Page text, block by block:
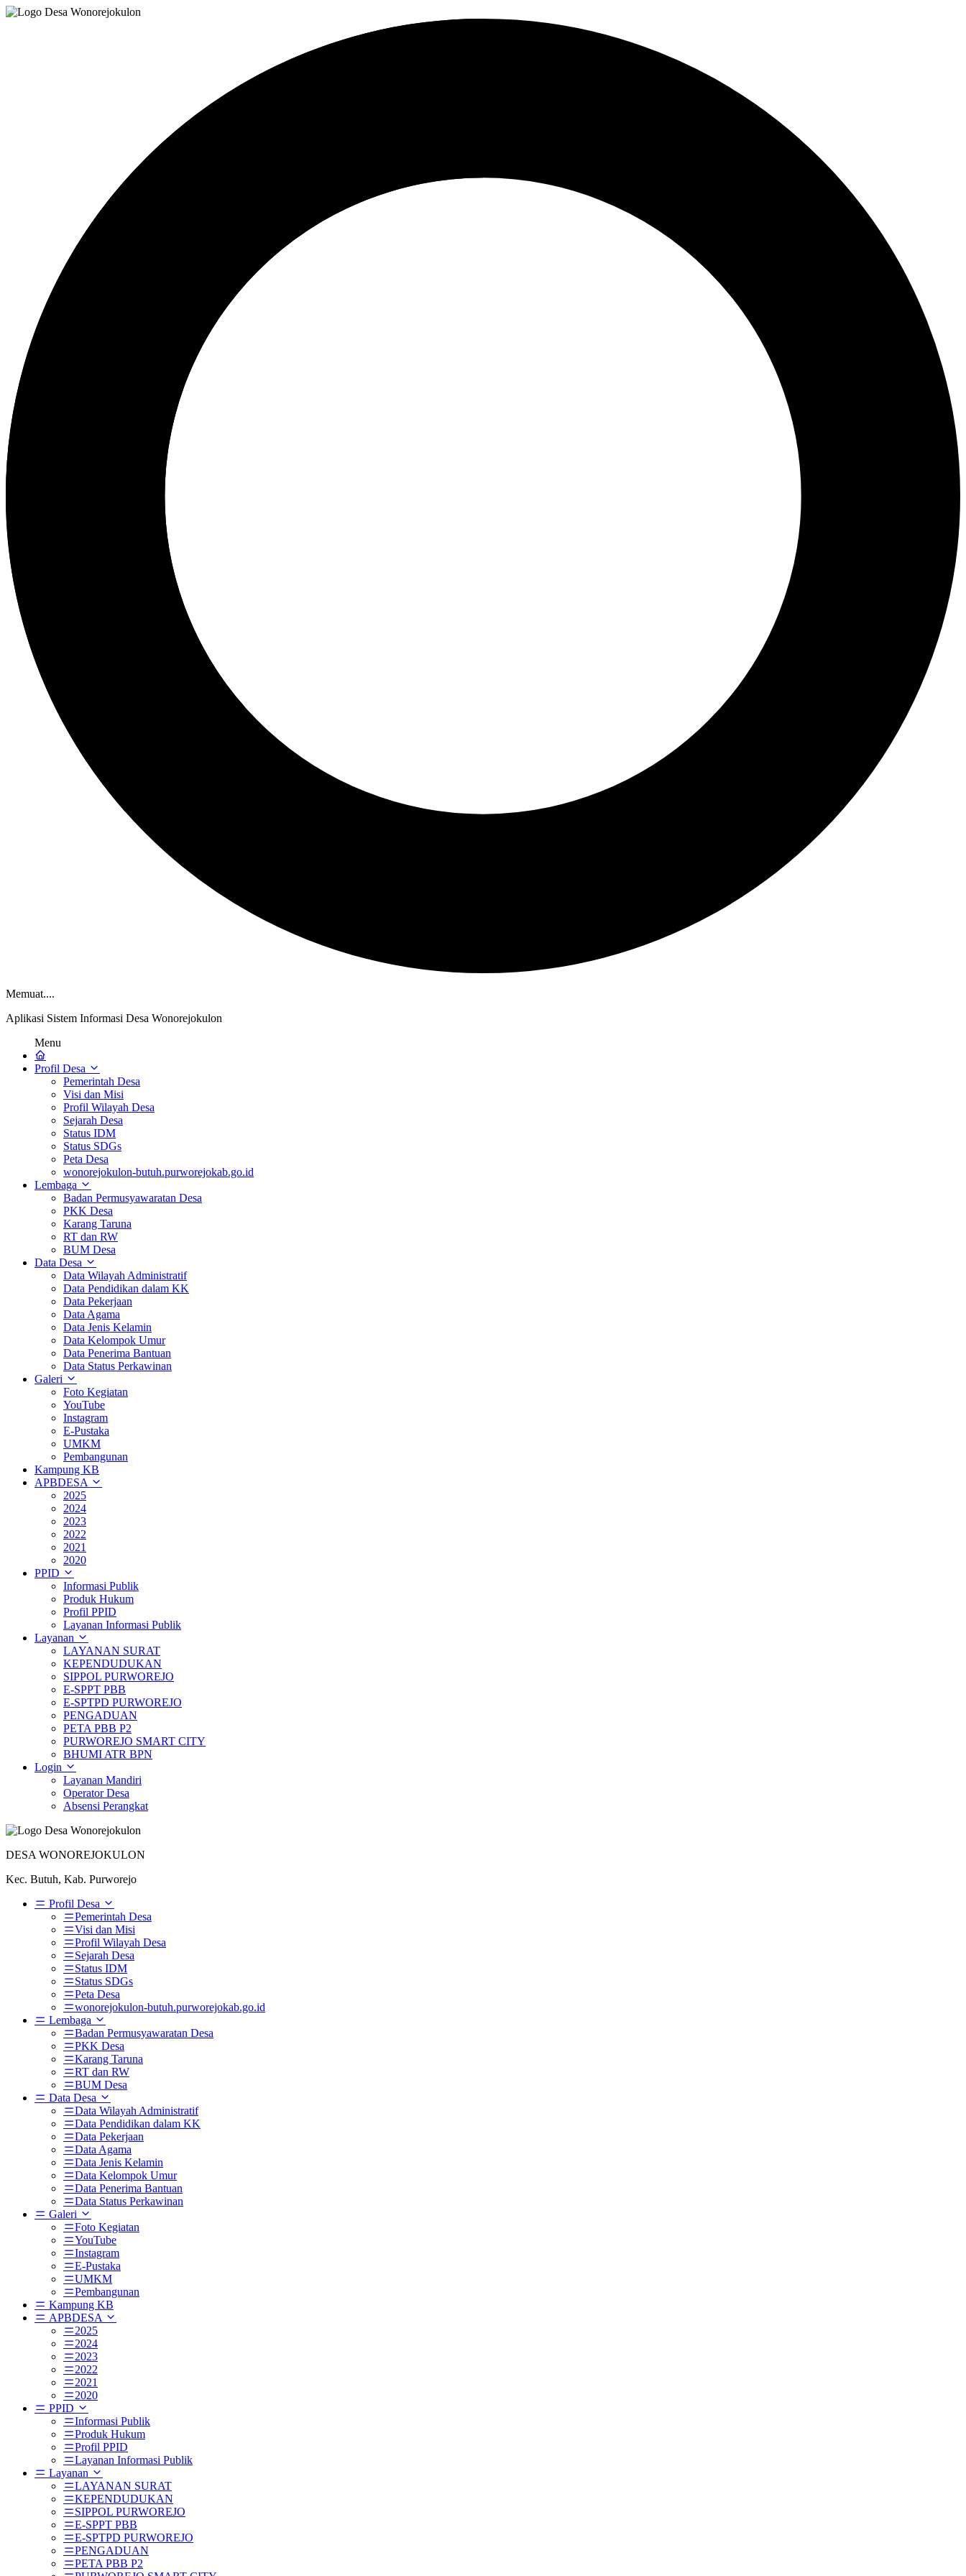
Memuat....
Aplikasi Sistem Informasi Desa Wonorejokulon
Menu
Profil Desa
Pemerintah Desa
Visi dan Misi
Profil Wilayah Desa
Sejarah Desa
Status IDM
Status SDGs
Peta Desa
wonorejokulon-butuh.purworejokab.go.id
Lembaga
Badan Permusyawaratan Desa
PKK Desa
Karang Taruna
RT dan RW
BUM Desa
Data Desa
Data Wilayah Administratif
Data Pendidikan dalam KK
Data Pekerjaan
Data Agama
Data Jenis Kelamin
Data Kelompok Umur
Data Penerima Bantuan
Data Status Perkawinan
Galeri
Foto Kegiatan
YouTube
Instagram
E-Pustaka
UMKM
Pembangunan
Kampung KB
APBDESA
2025
2024
2023
2022
2021
2020
PPID
Informasi Publik
Produk Hukum
Profil PPID
Layanan Informasi Publik
Layanan
LAYANAN SURAT
KEPENDUDUKAN
SIPPOL PURWOREJO
E-SPPT PBB
E-SPTPD PURWOREJO
PENGADUAN
PETA PBB P2
PURWOREJO SMART CITY
BHUMI ATR BPN
Login
Layanan Mandiri
Operator Desa
Absensi Perangkat
DESA WONOREJOKULON
Kec. Butuh, Kab. Purworejo
Profil Desa
Pemerintah Desa
Visi dan Misi
Profil Wilayah Desa
Sejarah Desa
Status IDM
Status SDGs
Peta Desa
wonorejokulon-butuh.purworejokab.go.id
Lembaga
Badan Permusyawaratan Desa
PKK Desa
Karang Taruna
RT dan RW
BUM Desa
Data Desa
Data Wilayah Administratif
Data Pendidikan dalam KK
Data Pekerjaan
Data Agama
Data Jenis Kelamin
Data Kelompok Umur
Data Penerima Bantuan
Data Status Perkawinan
Galeri
Foto Kegiatan
YouTube
Instagram
E-Pustaka
UMKM
Pembangunan
Kampung KB
APBDESA
2025
2024
2023
2022
2021
2020
PPID
Informasi Publik
Produk Hukum
Profil PPID
Layanan Informasi Publik
Layanan
LAYANAN SURAT
KEPENDUDUKAN
SIPPOL PURWOREJO
E-SPPT PBB
E-SPTPD PURWOREJO
PENGADUAN
PETA PBB P2